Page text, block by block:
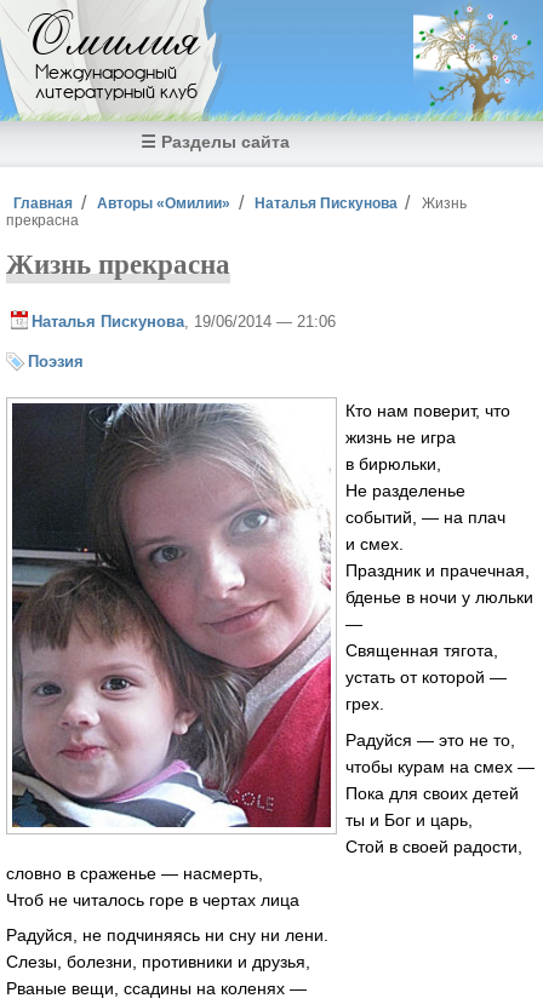
Перейти к основному содержанию
Омилия
Международный
литературный клуб
☰ Разделы сайта
Вы здесь
Главная Авторы «Омилии» Наталья Пискунова
Жизнь
прекрасна
Жизнь прекрасна
Наталья Пискунова , 19/06/2014 — 21:06
Поэзия
Кто нам поверит, что
жизнь не игра
в бирюльки,
Не разделенье
событий, — на плач
и смех.
Праздник и прачечная,
бденье в ночи у люльки
—
Священная тягота,
устать от которой —
грех.
Радуйся — это не то,
чтобы курам на смех —
Пока для своих детей
ты и Бог и царь,
Стой в своей радости,
словно в сраженье — насмерть,
Чтоб не читалось горе в чертах лица
Радуйся, не подчиняясь ни сну ни лени.
Слезы, болезни, противники и друзья,
Рваные вещи, ссадины на коленях —